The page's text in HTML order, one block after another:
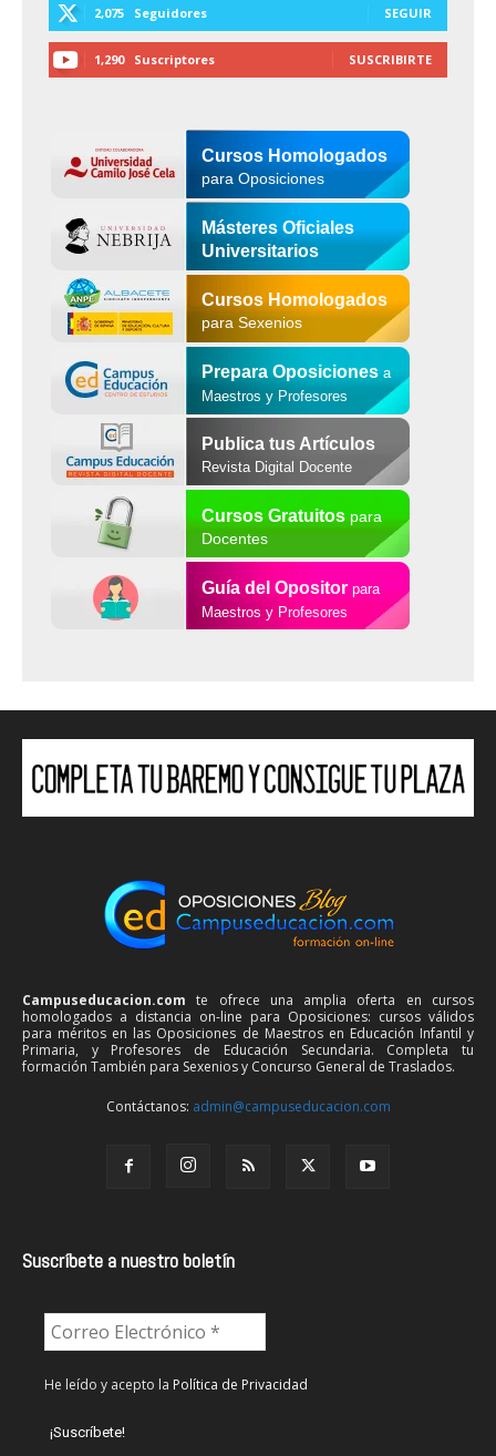
2,075 Seguidores SEGUIR
1,290 Suscriptores SUSCRIBIRTE
Cursos Homologados
para Oposiciones
Másteres Oficiales
Universitarios
Cursos Homologados
para Sexenios
Prepara Oposiciones a
Maestros y Profesores
Publica tus Artículos
Revista Digital Docente
Cursos Gratuitospara
Docentes
Guía del Opositor para
Maestros y Profesores
Campuseducacion.com te ofrece una amplia oferta en cursos
homologados a distancia on-line para Oposiciones: cursos válidos
para méritos en las Oposiciones de Maestros en Educación Infantil y
Primaria, y Profesores de Educación Secundaria. Completa tu
formación También para Sexenios y Concurso General de Traslados.
Contáctanos: admin@campuseducacion.com
Suscríbete a nuestro boletín
He leído y acepto la Política de Privacidad